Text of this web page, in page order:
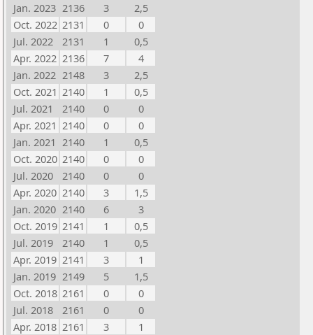
Jan. 2023 2136 3
2,5
Oct. 2022 2131 0
0
Jul. 2022
2131 1
0,5
Apr. 2022 2136 7
4
Jan. 2022 2148 3
2,5
Oct. 2021 2140 1
0,5
Jul. 2021
2140 0
0
Apr. 2021 2140 0
0
Jan. 2021 2140 1
0,5
Oct. 2020 2140 0
0
Jul. 2020
2140 0
0
Apr. 2020 2140 3
1,5
Jan. 2020 2140 6
3
Oct. 2019 2141 1
0,5
Jul. 2019
2140 1
0,5
Apr. 2019 2141 3
1
Jan. 2019 2149 5
1,5
Oct. 2018 2161 0
0
Jul. 2018
2161 0
0
Apr. 2018 2161 3
1